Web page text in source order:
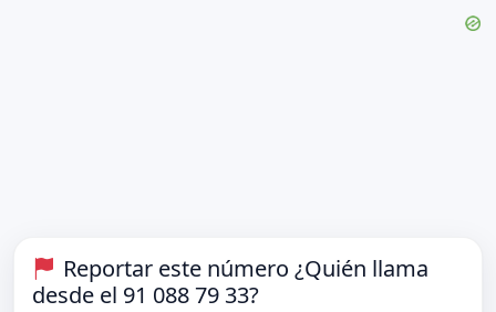
Reportar este número ¿Quién llama
desde el 91 088 79 33?